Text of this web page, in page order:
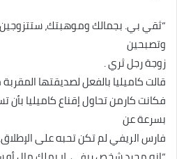
“ثقي بي. بجمالك وموهبتك، ستتزوجين
وتصبحين
زوجة رجل ثري .
قالت كاميليا بالفعل لصديقتها
فكانت كارمن تحاول إقناع كاميليا
بسرعة عن
فارس الريفي لم تكن تحبه على الإطلاق.